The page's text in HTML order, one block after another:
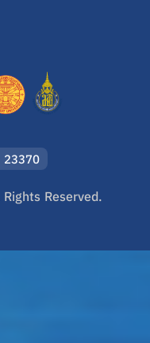
23370
Reserved.